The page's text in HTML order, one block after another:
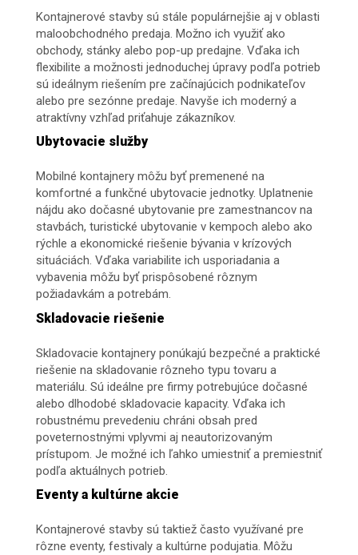
Kontajnerové stavby sú stále populárnejšie aj v oblasti
maloobchodného predaja. Možno ich využiť ako
obchody, stánky alebo pop-up predajne. Vďaka ich
flexibilite a možnosti jednoduchej úpravy podľa potrieb
sú ideálnym riešením pre začínajúcich podnikateľov
alebo pre sezónne predaje. Navyše ich moderný a
atraktívny vzhľad priťahuje zákazníkov.
Ubytovacie služby
Mobilné kontajnery môžu byť premenené na
komfortné a funkčné ubytovacie jednotky. Uplatnenie
nájdu ako dočasné ubytovanie pre zamestnancov na
stavbách, turistické ubytovanie v kempoch alebo ako
rýchle a ekonomické riešenie bývania v krízových
situáciách. Vďaka variabilite ich usporiadania a
vybavenia môžu byť prispôsobené rôznym
požiadavkám a potrebám.
Skladovacie riešenie
Skladovacie kontajnery ponúkajú bezpečné a praktické
riešenie na skladovanie rôzneho typu tovaru a
materiálu. Sú ideálne pre firmy potrebujúce dočasné
alebo dlhodobé skladovacie kapacity. Vďaka ich
robustnému prevedeniu chráni obsah pred
poveternostnými vplyvmi aj neautorizovaným
prístupom. Je možné ich ľahko umiestniť a premiestniť
podľa aktuálnych potrieb.
Eventy a kultúrne akcie
Kontajnerové stavby sú taktiež často využívané pre
rôzne eventy, festivaly a kultúrne podujatia. Môžu